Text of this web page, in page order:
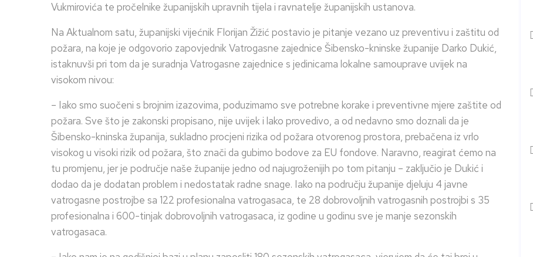
Vukmirovića te pročelnike županijskih upravnih tijela i ravnatelje županijskih ustanova.
Na Aktualnom satu, županijski vijećnik Florijan Žižić postavio je pitanje vezano uz preventivu i zaštitu od
požara, na koje je odgovorio zapovjednik Vatrogasne zajednice Šibensko-kninske županije Darko Dukić,
istaknuvši pri tom da je suradnja Vatrogasne zajednice s jedinicama lokalne samouprave uvijek na
visokom nivou:
– Iako smo suočeni s brojnim izazovima, poduzimamo sve potrebne korake i preventivne mjere zaštite od
požara. Sve što je zakonski propisano, nije uvijek i lako provedivo, a od nedavno smo doznali da je
Šibensko-kninska županija, sukladno procjeni rizika od požara otvorenog prostora, prebačena iz vrlo
visokog u visoki rizik od požara, što znači da gubimo bodove za EU fondove. Naravno, reagirat ćemo na
tu promjenu, jer je područje naše županije jedno od najugroženijih po tom pitanju – zaključio je Dukić i
dodao da je dodatan problem i nedostatak radne snage. Iako na području županije djeluju 4 javne
vatrogasne postrojbe sa 122 profesionalna vatrogasaca, te 28 dobrovoljnih vatrogasnih postrojbi s 35
profesionalna i 600-tinjak dobrovoljnih vatrogasaca, iz godine u godinu sve je manje sezonskih
vatrogasaca.